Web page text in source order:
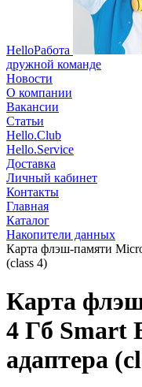
HelloРабота
дружной команде
Новости
О компании
Вакансии
Статьи
Hello.Club
Hello.Service
Доставка
Личный кабинет
Контакты
Главная
Каталог
Накопители данных
Карта флэш-памяти
(class 4)
Карта
4 Гб Smart
адаптера